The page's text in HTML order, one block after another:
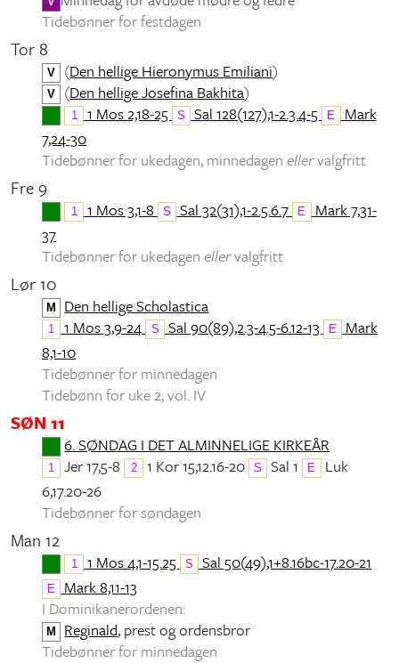
Tidebønner for festdagen
Tor 8
V (Den hellige Hieronymus Emiliani)
V (Den hellige Josefina Bakhita)
1 1 Mos 2,18-25 S Sal 128(127),1-2.3.4-5 E Mark
7,24-30
Tidebønner for ukedagen, minnedagen ellervalgfritt
Fre 9
1 1 Mos 3,1-8 S Sal 32(31),1-2.5.6.7 E Mark 7,31-
37
Tidebønner for ukedagen ellervalgfritt
Lør 10
M Den hellige Scholastica
1 1 Mos 3,9-24 S Sal 90(89),2.3-4.5-6.12-13 E
Mark
8,1-10
Tidebønner for minnedagen
Tidebønn for uke 2, vol. IV
SØN 11
6. SØNDAG I DET ALMINNELIGE KIRKEÅR
1 Jer 17,5-8 2 1 Kor 15,12.16-20 S Sal 1 E Luk
6,17.20-26
Tidebønner for søndagen
Man 12
1 1 Mos 4,1-15.25 S Sal 50(49),1+8.16bc-17.20-21
E
Mark 8,11-13
I Dominikanerordenen:
M Reginald, prest og ordensbror
Tidebønner for minnedagen